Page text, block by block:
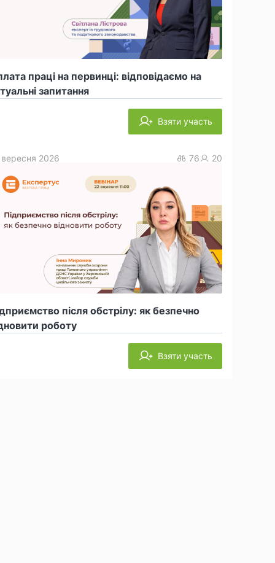
праці на первинці: відповідаємо на
запитання
Взяти участь
після обстрілу: як безпечно
роботу
вересня 2026 76 20
Взяти участь